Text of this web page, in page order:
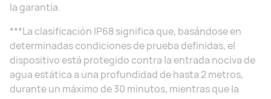
la garantía.
***La clasificación IP68 significa que, basándose en
determinadas condiciones de prueba definidas, el
dispositivo está protegido contra la entrada nociva de
agua estática a una profundidad de hasta 2 metros,
durante un máximo de 30 minutos, mientras que la